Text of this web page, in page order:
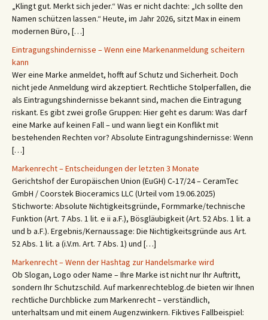
„Klingt gut. Merkt sich jeder.“ Was er nicht dachte: „Ich sollte den
Namen schützen lassen.“ Heute, im Jahr 2026, sitzt Max in einem
modernen Büro, […]
Eintragungshindernisse – Wenn eine Markenanmeldung scheitern
kann
Wer eine Marke anmeldet, hofft auf Schutz und Sicherheit. Doch
nicht jede Anmeldung wird akzeptiert. Rechtliche Stolperfallen, die
als Eintragungshindernisse bekannt sind, machen die Eintragung
riskant. Es gibt zwei große Gruppen: Hier geht es darum: Was darf
eine Marke auf keinen Fall – und wann liegt ein Konflikt mit
bestehenden Rechten vor? Absolute Eintragungshindernisse: Wenn
[…]
Markenrecht – Entscheidungen der letzten 3 Monate
Gerichtshof der Europäischen Union (EuGH) C‑17/24 – CeramTec
GmbH / Coorstek Bioceramics LLC (Urteil vom 19.06.2025)
Stichworte: Absolute Nichtigkeitsgründe, Formmarke/technische
Funktion (Art. 7 Abs. 1 lit. e ii a.F.), Bösgläubigkeit (Art. 52 Abs. 1 lit. a
und b a.F.). Ergebnis/Kernaussage: Die Nichtigkeitsgründe aus Art.
52 Abs. 1 lit. a (i.V.m. Art. 7 Abs. 1) und […]
Markenrecht – Wenn der Hashtag zur Handelsmarke wird
Ob Slogan, Logo oder Name – Ihre Marke ist nicht nur Ihr Auftritt,
sondern Ihr Schutzschild. Auf markenrechteblog.de bieten wir Ihnen
rechtliche Durchblicke zum Markenrecht – verständlich,
unterhaltsam und mit einem Augenzwinkern. Fiktives Fallbeispiel: